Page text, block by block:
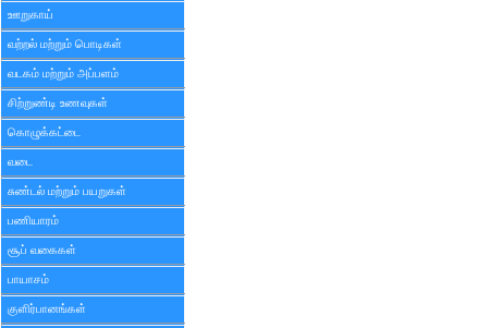
ஊறுகாய்
வற்றல் மற்றும் பொடிகள்
வடகம் மற்றும் அப்பளம்
சிற்றுண்டி உணவுகள்
கொழுக்கட்டை
வடை
சுண்டல் மற்றும் பயறுகள்
பணியாரம்
சூப் வகைகள்
பாயாசம்
குளிர்பானங்கள்